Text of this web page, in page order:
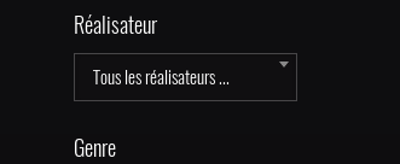
Réalisateur
Tous les réalisateurs ...
Genre